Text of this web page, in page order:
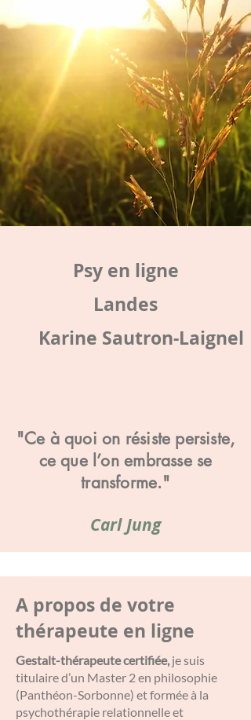
Psy en ligne
Landes
Karine Sautron-Laignel
"Ce à quoi on résiste persiste,
ce que l’on embrasse se
transforme."
Carl Jung
A propos de votre
thérapeute en ligne
Gestalt-thérapeute certifiée,je suis
titulaire d’un Master 2 en philosophie
(Panthéon-Sorbonne) et formée à la
psychothérapie relationnelle et